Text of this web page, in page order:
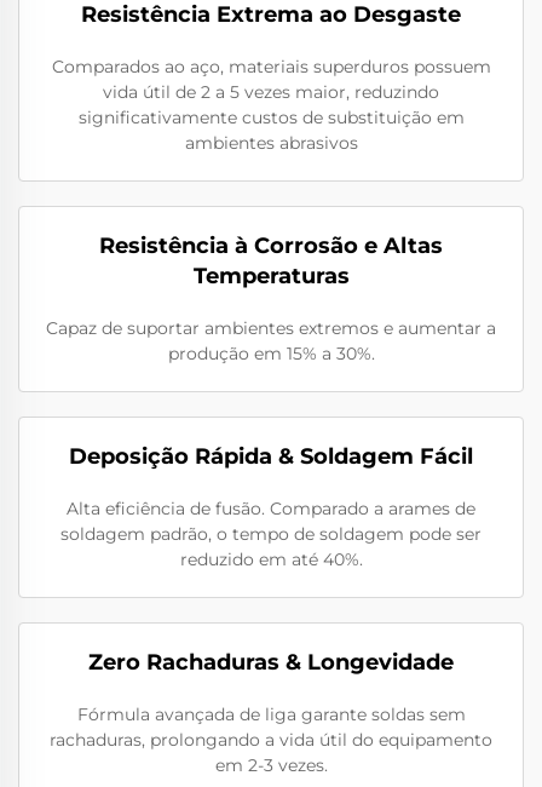
Resistência Extrema ao Desgaste
Comparados ao aço, materiais superduros possuem
vida útil de 2 a 5 vezes maior, reduzindo
significativamente custos de substituição em
ambientes abrasivos
Resistência à Corrosão e Altas
Temperaturas
Capaz de suportar ambientes extremos e aumentar a
produção em 15% a 30%.
Deposição Rápida & Soldagem Fácil
Alta eficiência de fusão. Comparado a arames de
soldagem padrão, o tempo de soldagem pode ser
reduzido em até 40%.
Zero Rachaduras & Longevidade
Fórmula avançada de liga garante soldas sem
rachaduras, prolongando a vida útil do equipamento
em 2-3 vezes.